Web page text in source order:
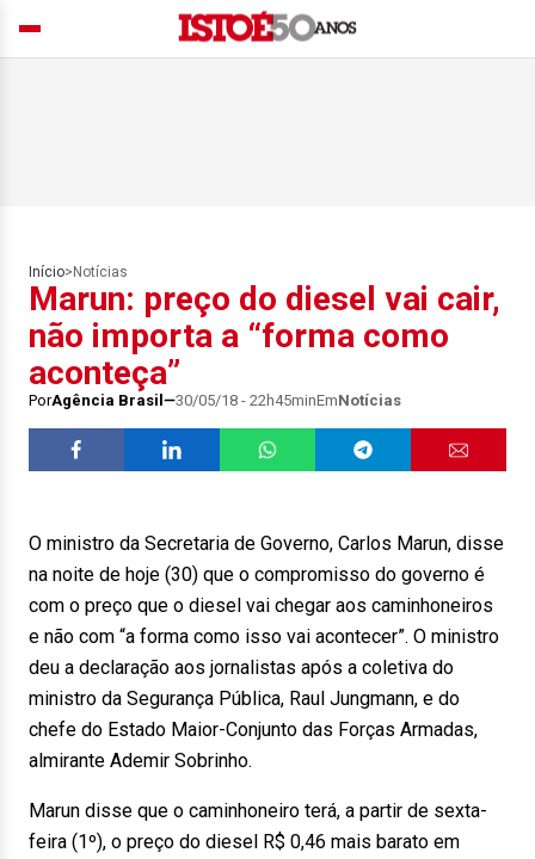
Início> Notícias
Marun: preço do diesel vai cair,
não importa a “forma como
aconteça”
PorAgência Brasil 30/05/18 - 22h45minEmNotícias
O ministro da Secretaria de Governo, Carlos Marun, disse
na noite de hoje (30) que o compromisso do governo é
com o preço que o diesel vai chegar aos caminhoneiros
e não com “a forma como isso vai acontecer”. O ministro
deu a declaração aos jornalistas após a coletiva do
ministro da Segurança Pública, Raul Jungmann, e do
chefe do Estado Maior-Conjunto das Forças Armadas,
almirante Ademir Sobrinho.
Marun disse que o caminhoneiro terá, a partir de sexta-
feira (1º), o preço do diesel R$ 0,46 mais barato em